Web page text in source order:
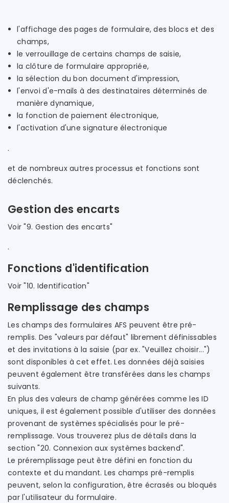
l'affichage des pages de formulaire, des blocs et des
champs,
le verrouillage de certains champs de saisie,
la clôture de formulaire appropriée,
la sélection du bon document d'impression,
l'envoi d'e-mails à des destinataires déterminés de
manière dynamique,
la fonction de paiement électronique,
l'activation d'une signature électronique
.
et de nombreux autres processus et fonctions sont
déclenchés.
Gestion des encarts
Voir "9. Gestion des encarts"
.
Fonctions d'identification
Voir "10. Identification"
Remplissage des champs
Les champs des formulaires AFS peuvent être pré-
remplis. Des "valeurs par défaut" librement définissables
et des invitations à la saisie (par ex. "Veuillez choisir...")
sont disponibles à cet effet. Les données déjà saisies
peuvent également être transférées dans les champs
suivants.
En plus des valeurs de champ générées comme les ID
uniques, il est également possible d'utiliser des données
provenant de systèmes spécialisés pour le pré-
remplissage. Vous trouverez plus de détails dans la
section "20. Connexion aux systèmes backend".
Le préremplissage peut être défini en fonction du
contexte et du mandant. Les champs pré-remplis
peuvent, selon la configuration, être écrasés ou bloqués
par l'utilisateur du formulaire.